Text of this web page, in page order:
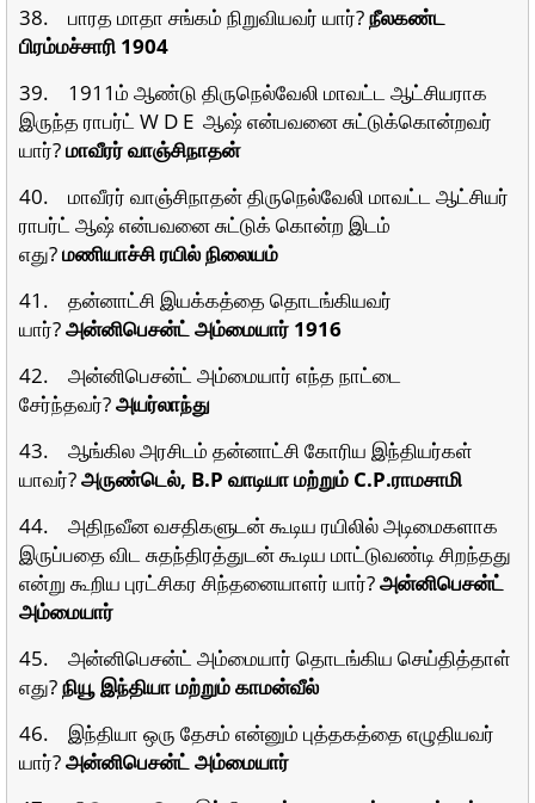
38. பாரத மாதா சங்கம் நிறுவியவர் யார்?நீலகண்ட
பிரம்மச்சாரி 1904
39. 1911ம் ஆண்டு திருநெல்வேலி மாவட்ட ஆட்சியராக
இருந்த ராபர்ட் W D E ஆஷ் என்பவனை சுட்டுக்கொன்றவர்
யார்?மாவீரர்வாஞ்சிநாதன்
40. மாவீரர் வாஞ்சிநாதன் திருநெல்வேலி மாவட்ட ஆட்சியர்
ராபர்ட் ஆஷ் என்பவனை சுட்டுக் கொன்ற இடம்
எது?மணியாச்சி ரயில் நிலையம்
41. தன்னாட்சி இயக்கத்தை தொடங்கியவர்
யார்?அன்னிபெசன்ட் அம்மையார் 1916
42. அன்னிபெசன்ட் அம்மையார் எந்த நாட்டை
சேர்ந்தவர்?அயர்லாந்து
43. ஆங்கில அரசிடம் தன்னாட்சி கோரிய இந்தியர்கள்
யாவர்?அருண்டெல், B.P வாடியா மற்றும் C.P.ராமசாமி
44. அதிநவீன வசதிகளுடன் கூடிய ரயிலில் அடிமைகளாக
இருப்பதை விட சுதந்திரத்துடன் கூடிய மாட்டுவண்டி சிறந்தது
என்று கூறிய புரட்சிகர சிந்தனையாளர் யார்?அன்னிபெசன்ட்
அம்மையார்
45. அன்னிபெசன்ட் அம்மையார் தொடங்கிய செய்தித்தாள்
எது?நியூ இந்தியா மற்றும் காமன்வீல்
46. இந்தியா ஒரு தேசம் என்னும் புத்தகத்தை எழுதியவர்
யார்?அன்னிபெசன்ட் அம்மையார்